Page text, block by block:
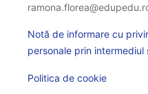
Notă de informare cu
personale prin intermediul
Politica de cookie